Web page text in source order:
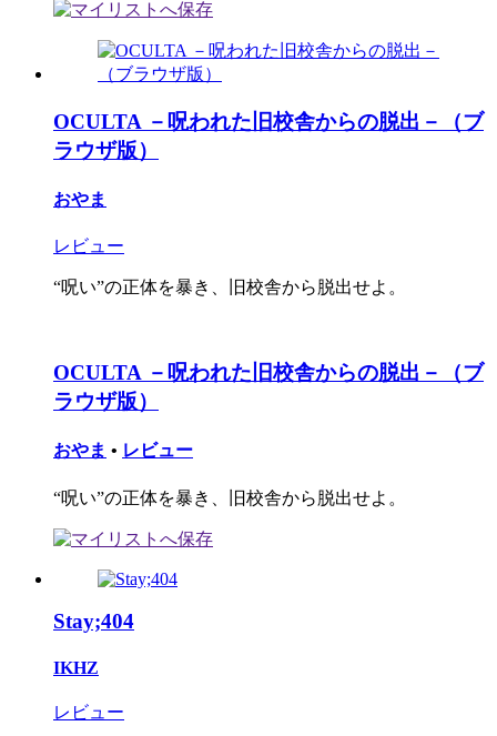
OCULTA －呪われた旧校舎からの脱出－（ブ
ラウザ版）
おやま
レビュー
“呪い”の正体を暴き、旧校舎から脱出せよ。
OCULTA －呪われた旧校舎からの脱出－（ブ
ラウザ版）
おやま • レビュー
“呪い”の正体を暴き、旧校舎から脱出せよ。
Stay;404
IKHZ
レビュー